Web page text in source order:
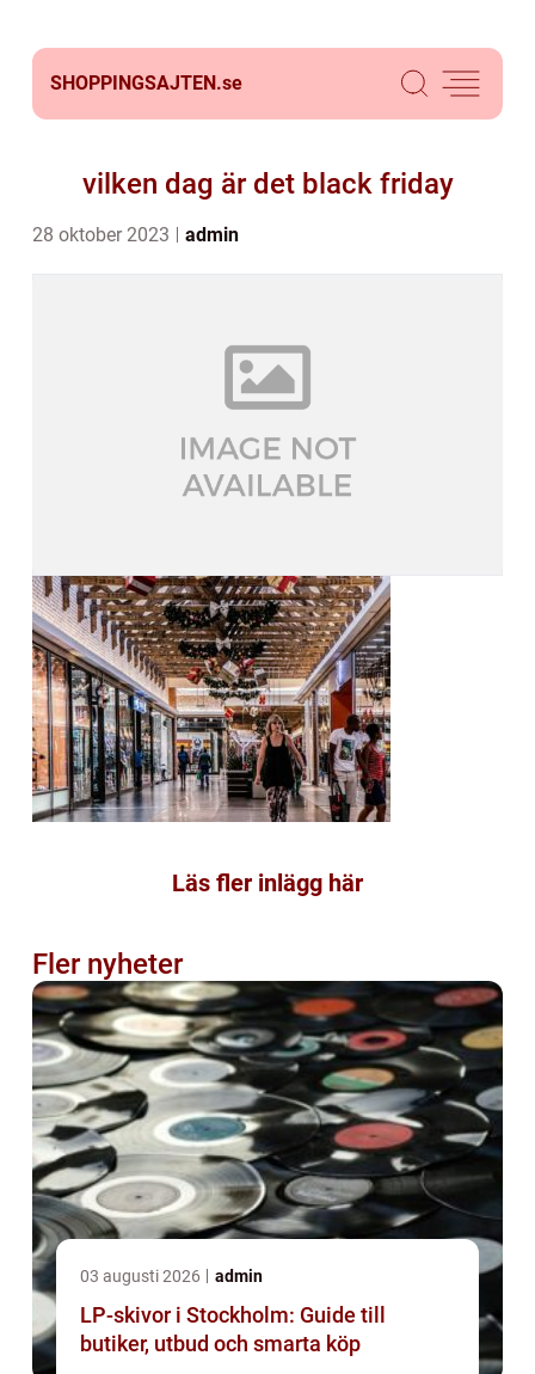
SHOPPINGSAJTEN.se
vilken dag är det black friday
28 oktober 2023 admin
Läs fler inlägg här
Fler nyheter
03 augusti 2026 admin
LP-skivor i Stockholm: Guide till
butiker, utbud och smarta köp